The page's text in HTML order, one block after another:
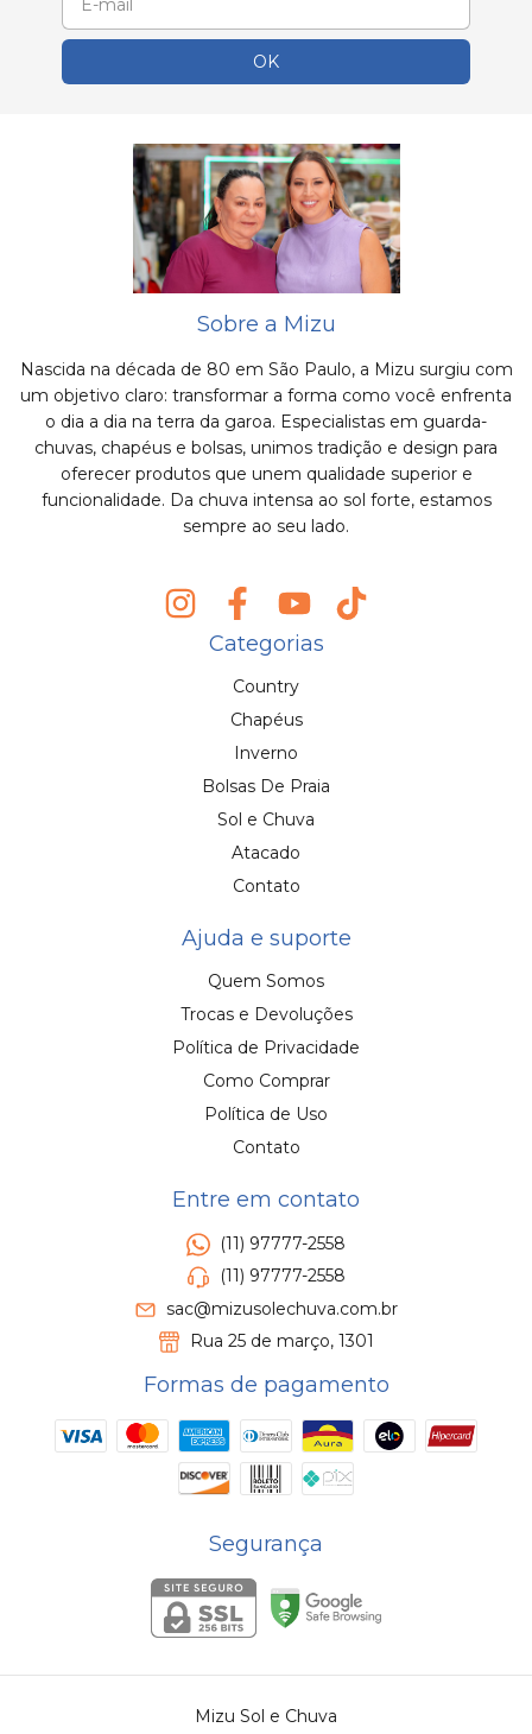
Sobre a Mizu
Nascida na década de 80 em São Paulo, a Mizu surgiu com
um objetivo claro: transformar a forma como você enfrenta
o dia a dia na terra da garoa. Especialistas em guarda-
chuvas, chapéus e bolsas, unimos tradição e design para
oferecer produtos que unem qualidade superior e
funcionalidade. Da chuva intensa ao sol forte, estamos
sempre ao seu lado.
Categorias
Country
Chapéus
Inverno
Bolsas De Praia
Sol e Chuva
Atacado
Contato
Ajuda e suporte
Quem Somos
Trocas e Devoluções
Política de Privacidade
Como Comprar
Política de Uso
Contato
Entre em contato
(11) 97777-2558
(11) 97777-2558
sac@mizusolechuva.com.br
Rua 25 de março, 1301
Formas de pagamento
Segurança
Mizu Sol e Chuva